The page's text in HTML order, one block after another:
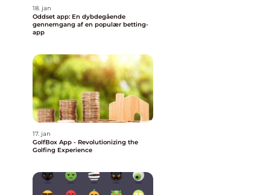
18. jan
Oddset app: En dybdegående
gennemgang af en populær betting-
app
17. jan
GolfBox App - Revolutionizing the
Golfing Experience